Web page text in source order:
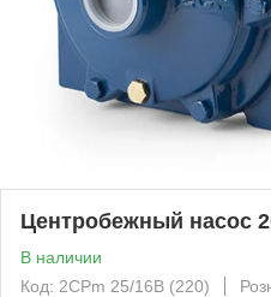
Центробежный насос
В наличии
Код: 2СРm 25/16B (220)